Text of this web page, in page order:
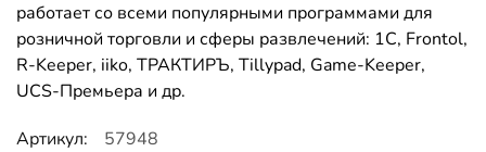
работает со всеми популярными программами для
розничной торговли и сферы развлечений: 1C, Frontol,
R-Keeper, iiko, ТРАКТИРЪ, Tillypad, Game-Keeper,
UCS-Премьера и др.
Артикул:
57948